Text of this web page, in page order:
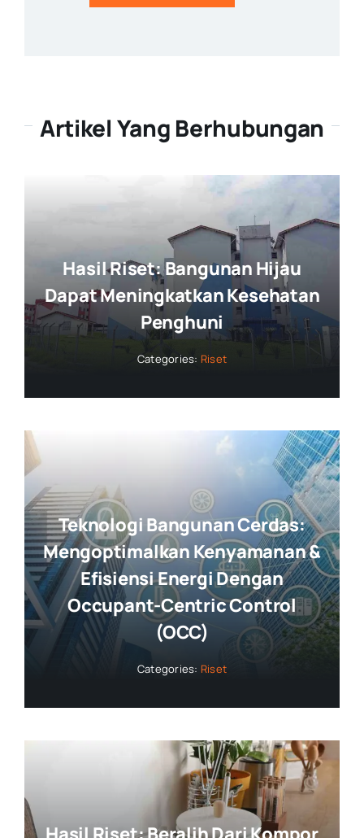
Artikel Yang Berhubungan
Hasil Riset: Bangunan Hijau
Dapat Meningkatkan Kesehatan
Penghuni
Categories: Riset
Teknologi Bangunan Cerdas:
Mengoptimalkan Kenyamanan &
Efisiensi Energi Dengan
Occupant-Centric Control
(OCC)
Categories: Riset